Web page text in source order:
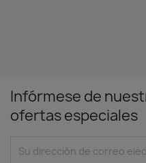
Infórmese de
ofertas especiales